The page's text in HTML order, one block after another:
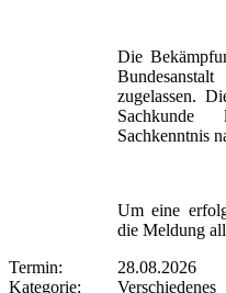
Die
zugelassen.
Sachkunde
Sachkenntnis
Um eine
die Meldung
Termin:
28.08.2026
Kategorie:
Verschiedenes